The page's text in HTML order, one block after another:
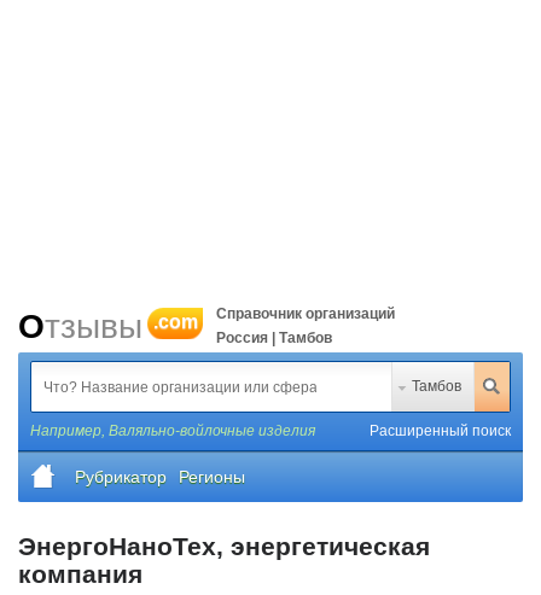
Отзывы .com
Справочник организаций
Россия | Тамбов
Тамбов
Например, Валяльно-войлочные изделия Расширенный поиск
Рубрикатор Регионы
ЭнергоНаноТех, энергетическая
компания